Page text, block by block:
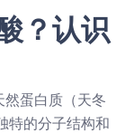
？认识
然蛋白质（天冬
特的分子结构和